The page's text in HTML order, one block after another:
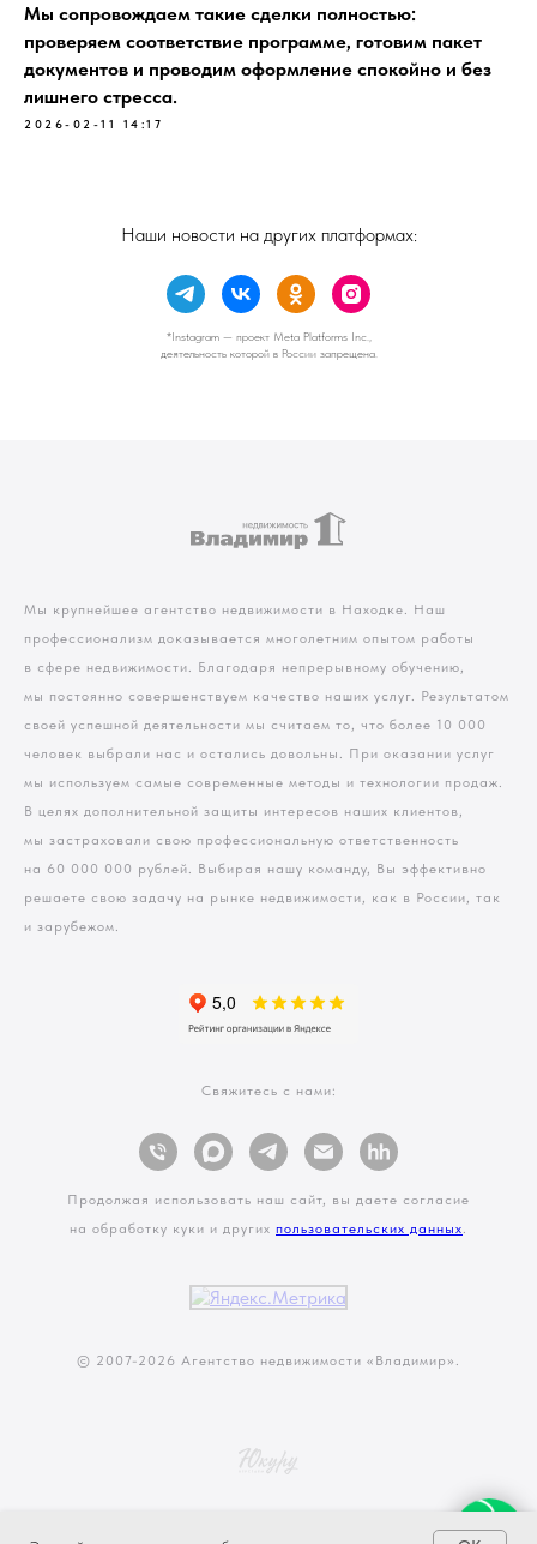
Мы сопровождаем такие сделки полностью:
проверяем соответствие программе, готовим пакет
документов и проводим оформление спокойно и без
лишнего стресса.
2026-02-11 14:17
Наши новости на других платформах:
*Instagram — проект Meta Platforms Inc.,
деятельность которой в России запрещена.
Мы крупнейшее агентство недвижимости в Находке. Наш
профессионализм доказывается многолетним опытом работы
в сфере недвижимости. Благодаря непрерывному обучению,
мы постоянно совершенствуем качество наших услуг. Результатом
своей успешной деятельности мы считаем то, что более 10 000
человек выбрали нас и остались довольны. При оказании услуг
мы используем самые современные методы и технологии продаж.
В целях дополнительной защиты интересов наших клиентов,
мы застраховали свою профессиональную ответственность
на 60 000 000 рублей. Выбирая нашу команду, Вы эффективно
решаете свою задачу на рынке недвижимости, как в России, так
и зарубежом.
Свяжитесь с нами:
Продолжая использовать наш сайт, вы даете согласие
на обработку куки и других пользовательских данных.
© 2007-2026 Агентство недвижимости «Владимир».